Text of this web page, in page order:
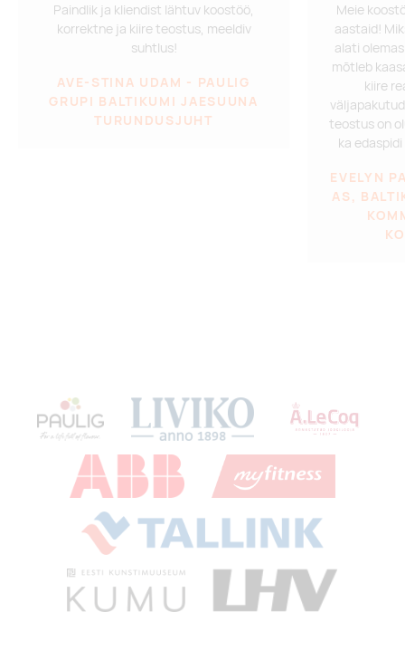
Paindlik ja kliendist lähtuv koostöö,
korrektne ja kiire teostus, meeldiv
suhtlus!
AVE-STINA UDAM - PAULIG
GRUPI BALTIKUMI JAESUUNA
TURUNDUSJUHT
Meie
aastaid!
alati
mõtleb
kiire
teostus on
ka
EVELYN
AS,